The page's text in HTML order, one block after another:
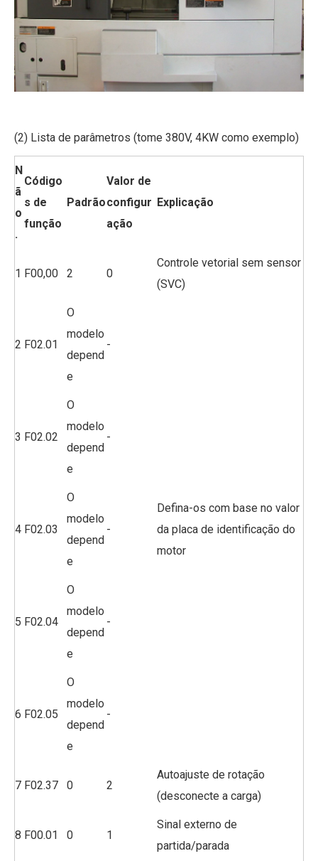
(2) Lista de parâmetros (tome 380V, 4KW como exemplo)
N
ã
o
.
Código
s de
função
Padrão
Valor de
configur
ação
Explicação
1 F00,00 2 0
Controle vetorial sem sensor
(SVC)
2 F02.01
O
modelo
depend
e
-
Defina-os com base no valor
da placa de identificação do
motor
3 F02.02
O
modelo
depend
e
-
4 F02.03
O
modelo
depend
e
-
5 F02.04
O
modelo
depend
e
-
6 F02.05
O
modelo
depend
e
-
7 F02.37 0 2
Autoajuste de rotação
(desconecte a carga)
8 F00.01 0 1
Sinal externo de
partida/parada